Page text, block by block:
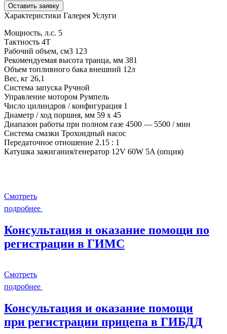
Оставить заявку
Характеристики Галерея Услуги
Мощность, л.с. 5
Тактность 4Т
Рабочий объем, см3 123
Рекомендуемая высота транца, мм 381
Объем топливного бака внешний 12л
Вес, кг 26,1
Система запуска Ручной
Управление мотором Румпель
Число цилиндров / конфигурация 1
Диаметр / ход поршня, мм 59 x 45
Диапазон работы при полном газе 4500 — 5500 / мин
Система смазки Трохоидный насос
Передаточное отношение 2.15 : 1
Катушка зажигания/генератор 12V 60W 5A (опция)
Смотреть
подробнее
Консультация и оказание помощи по
регистрации в ГИМС
Смотреть
подробнее
Консультация и оказание помощи
при регистрации прицепа в ГИБДД